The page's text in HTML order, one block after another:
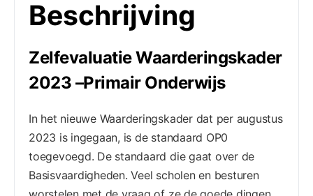
Beschrijving
Zelfevaluatie Waarderingskader
2023 –Primair Onderwijs
In het nieuwe Waarderingskader dat per augustus
2023 is ingegaan, is de standaard OP0
toegevoegd. De standaard die gaat over de
Basisvaardigheden. Veel scholen en besturen